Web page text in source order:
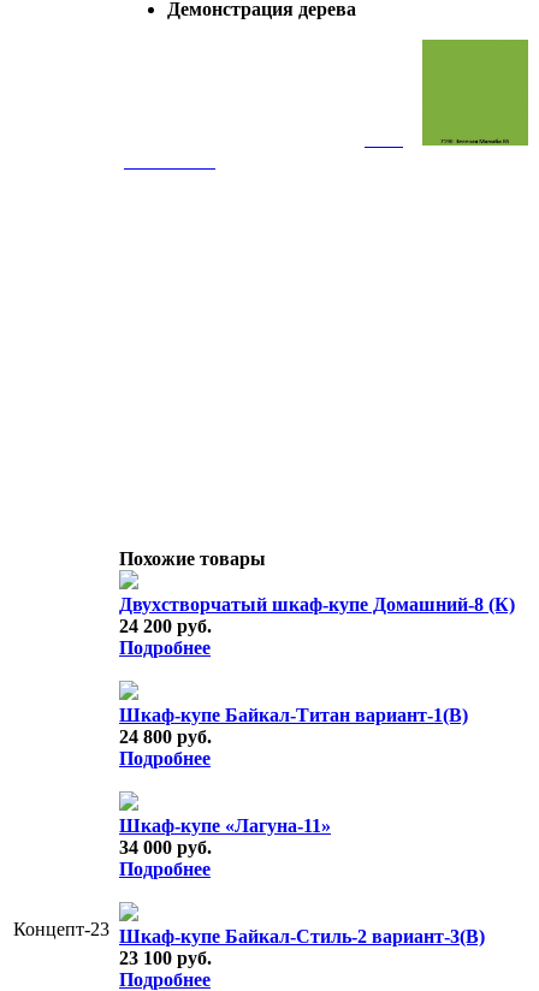
Концепт-23
Демонстрация дерева
Похожие товары
Двухстворчатый шкаф-купе Домашний-8 (К)
24 200 руб.
Подробнее
Шкаф-купе Байкал-Титан вариант-1(В)
24 800 руб.
Подробнее
Шкаф-купе «Лагуна-11»
34 000 руб.
Подробнее
Шкаф-купе Байкал-Стиль-2 вариант-3(В)
23 100 руб.
Подробнее